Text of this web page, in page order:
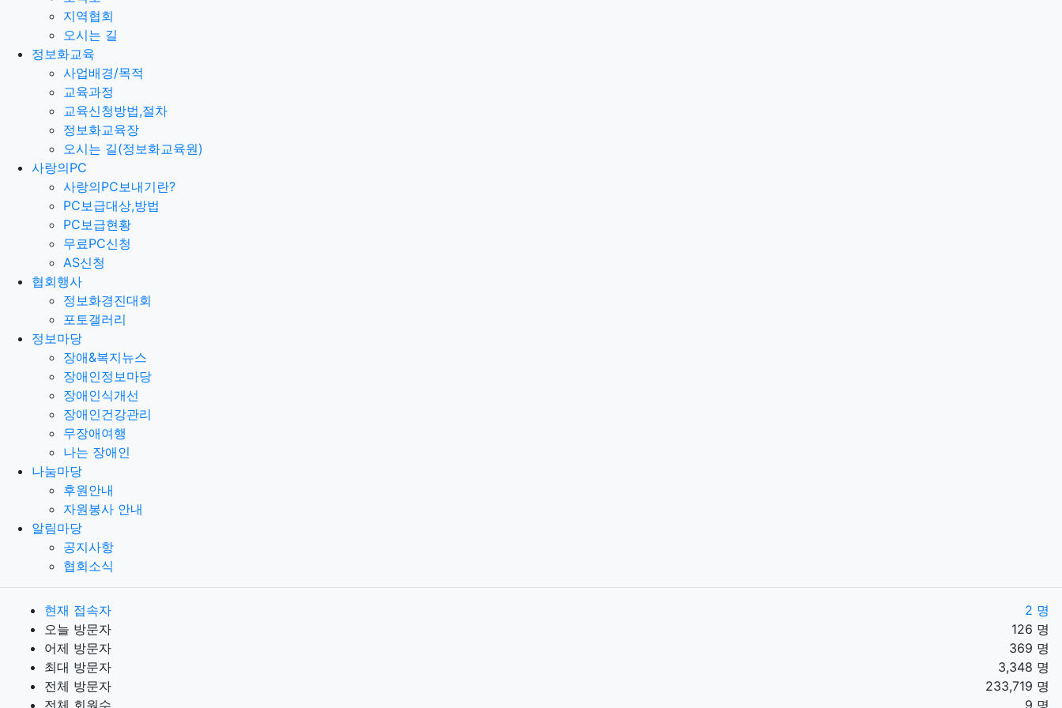
지역협회
오시는 길
정보화교육
사업배경/목적
교육과정
교육신청방법,절차
정보화교육장
오시는 길(정보화교육원)
사랑의PC
사랑의PC보내기란?
PC보급대상,방법
PC보급현황
무료PC신청
AS신청
협회행사
정보화경진대회
포토갤러리
정보마당
장애&복지뉴스
장애인정보마당
장애인식개선
장애인건강관리
무장애여행
나는 장애인
나눔마당
후원안내
자원봉사 안내
알림마당
공지사항
협회소식
현재 접속자
2 명
오늘 방문자
126 명
어제 방문자
369 명
최대 방문자
3,348 명
전체 방문자
233,719 명